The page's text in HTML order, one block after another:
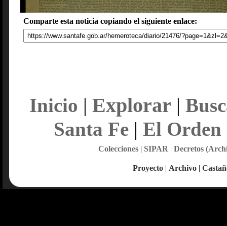
Comparte esta noticia copiando el siguiente enlace:
Inicio | Explorar |
Santa Fe| El Orden
Colecciones| SIPAR | Decretos
Proyecto | Archivo |